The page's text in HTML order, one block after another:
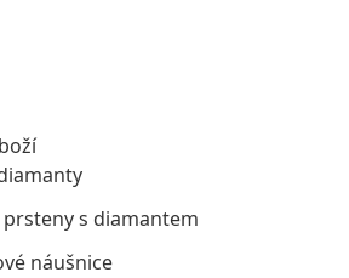
s diamantem
náušnice